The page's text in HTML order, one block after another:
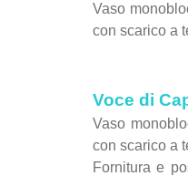
Vaso
con scarico a
Voce di
Vaso
con scarico a
Fornitura e